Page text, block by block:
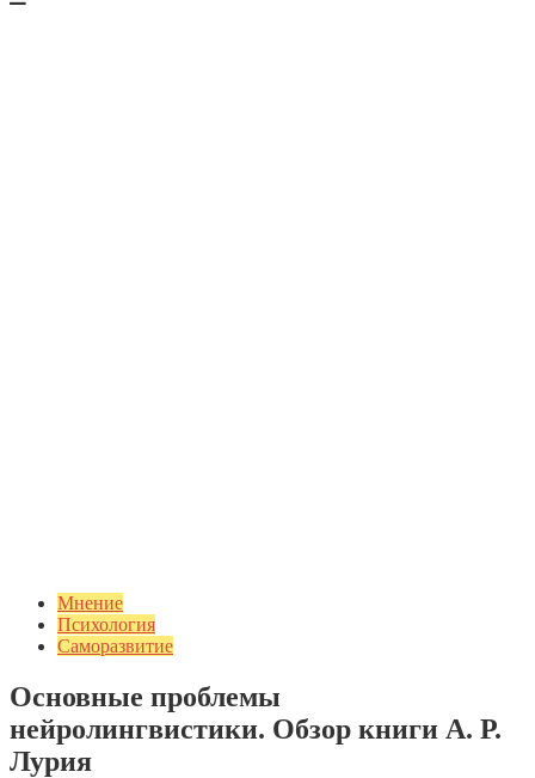
Мнение
Психология
Саморазвитие
Основные проблемы
нейролингвистики. Обзор книги А. Р.
Лурия